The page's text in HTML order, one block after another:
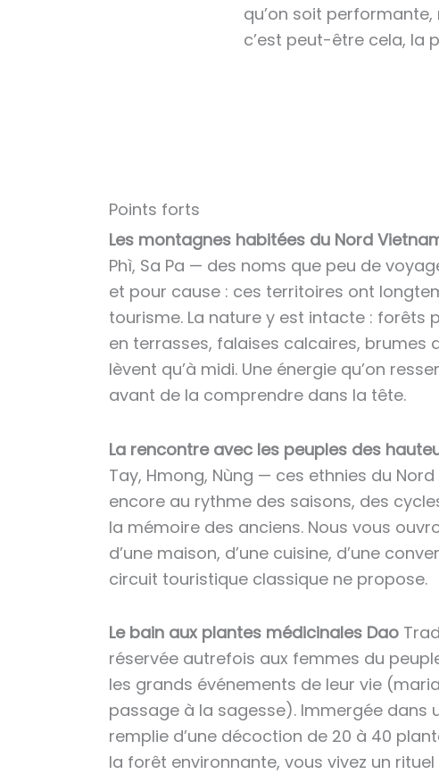
qu’on soit performante,
c’est peut-être cela, la
Points forts
Les montagnes habitées du Nord
Phì, Sa Pa — des noms que peu de
et pour cause : ces territoires ont
tourisme. La nature y est intacte : forêts
en terrasses, falaises calcaires, brumes
lèvent qu’à midi. Une énergie qu’on
avant de la comprendre dans la tête.
La rencontre avec les peuples des
Tay, Hmong, Nùng — ces ethnies du
encore au rythme des saisons, des
la mémoire des anciens. Nous vous
d’une maison, d’une cuisine, d’une
circuit touristique classique ne propose.
Le bain aux plantes médicinales Dao
réservée autrefois aux femmes du
les grands événements de leur vie
passage à la sagesse). Immergée dans
remplie d’une décoction de 20 à 40
la forêt environnante, vous vivez un